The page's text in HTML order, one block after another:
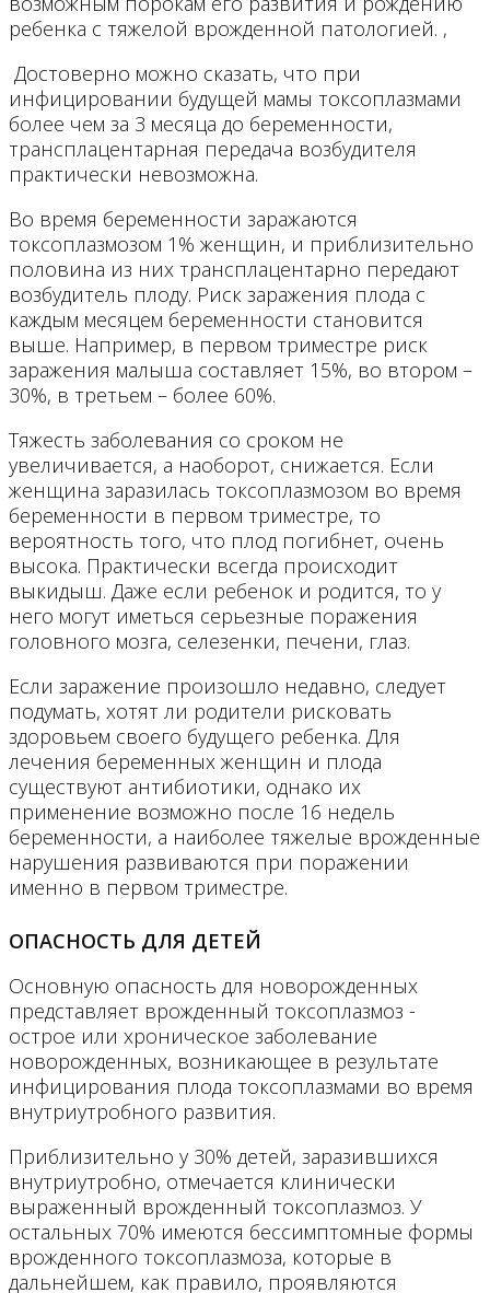
ребенка с тяжелой врожденной патологией. ,
Достоверно можно сказать, что при
инфицировании будущей мамы токсоплазмами
более чем за 3 месяца до беременности,
трансплацентарная передача возбудителя
практически невозможна.
Во время беременности заражаются
токсоплазмозом 1% женщин, и приблизительно
половина из них трансплацентарно передают
возбудитель плоду. Риск заражения плода с
каждым месяцем беременности становится
выше. Например, в первом триместре риск
заражения малыша составляет 15%, во втором –
30%, в третьем – более 60%.
Тяжесть заболевания со сроком не
увеличивается, а наоборот, снижается. Если
женщина заразилась токсоплазмозом во время
беременности в первом триместре, то
вероятность того, что плод погибнет, очень
высока. Практически всегда происходит
выкидыш. Даже если ребенок и родится, то у
него могут иметься серьезные поражения
головного мозга, селезенки, печени, глаз.
Если заражение произошло недавно, следует
подумать, хотят ли родители рисковать
здоровьем своего будущего ребенка. Для
лечения беременных женщин и плода
существуют антибиотики, однако их
применение возможно после 16 недель
беременности, а наиболее тяжелые врожденные
нарушения развиваются при поражении
именно в первом триместре.
ОПАСНОСТЬ ДЛЯ ДЕТЕЙ
Основную опасность для новорожденных
представляет врожденный токсоплазмоз -
острое или хроническое заболевание
новорожденных, возникающее в результате
инфицирования плода токсоплазмами во время
внутриутробного развития.
Приблизительно у 30% детей, заразившихся
внутриутробно, отмечается клинически
выраженный врожденный токсоплазмоз. У
остальных 70% имеются бессимптомные формы
врожденного токсоплазмоза, которые в
дальнейшем, как правило, проявляются